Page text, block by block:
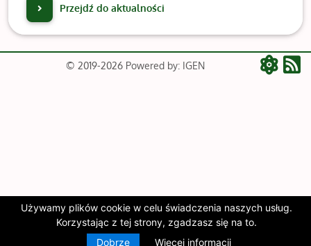
Używamy plików cookie w celu świadczenia naszych usług.
Korzystając z tej strony, zgadzasz się na to.
Dobrze
Więcej informacji
Przejdź do aktualności
© 2019-2026 Powered by: IGEN